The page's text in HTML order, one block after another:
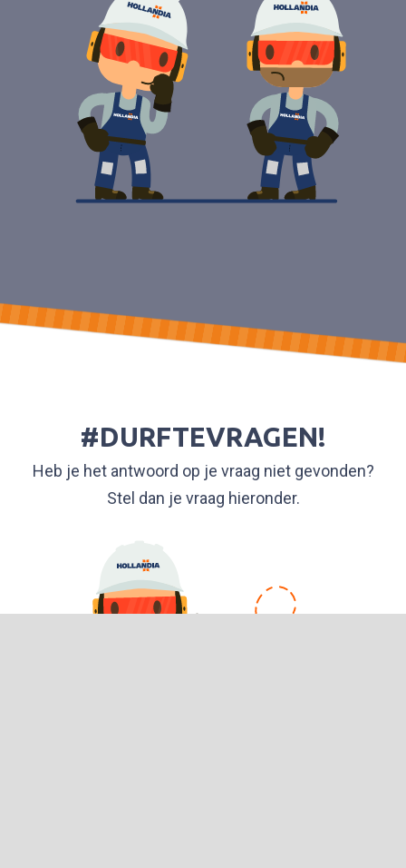
#DURFTEVRAGEN!
Heb je het antwoord op je vraag niet gevonden?
Stel dan je vraag hieronder.